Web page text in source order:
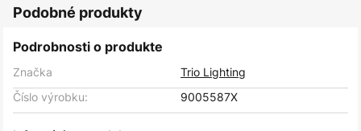
Podobné produkty
Podrobnosti o produkte
Značka
Trio Lighting
Číslo výrobku:
9005587X